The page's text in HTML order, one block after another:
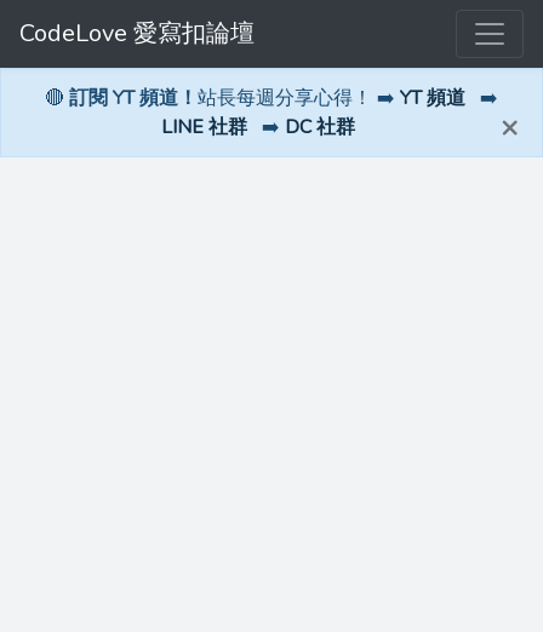
CodeLove 愛寫扣論壇
🔴 訂閱 YT 頻道！ 站長每週分享心得！ ➡️ YT 頻道 ➡️
LINE 社群 ➡️ DC 社群 ×